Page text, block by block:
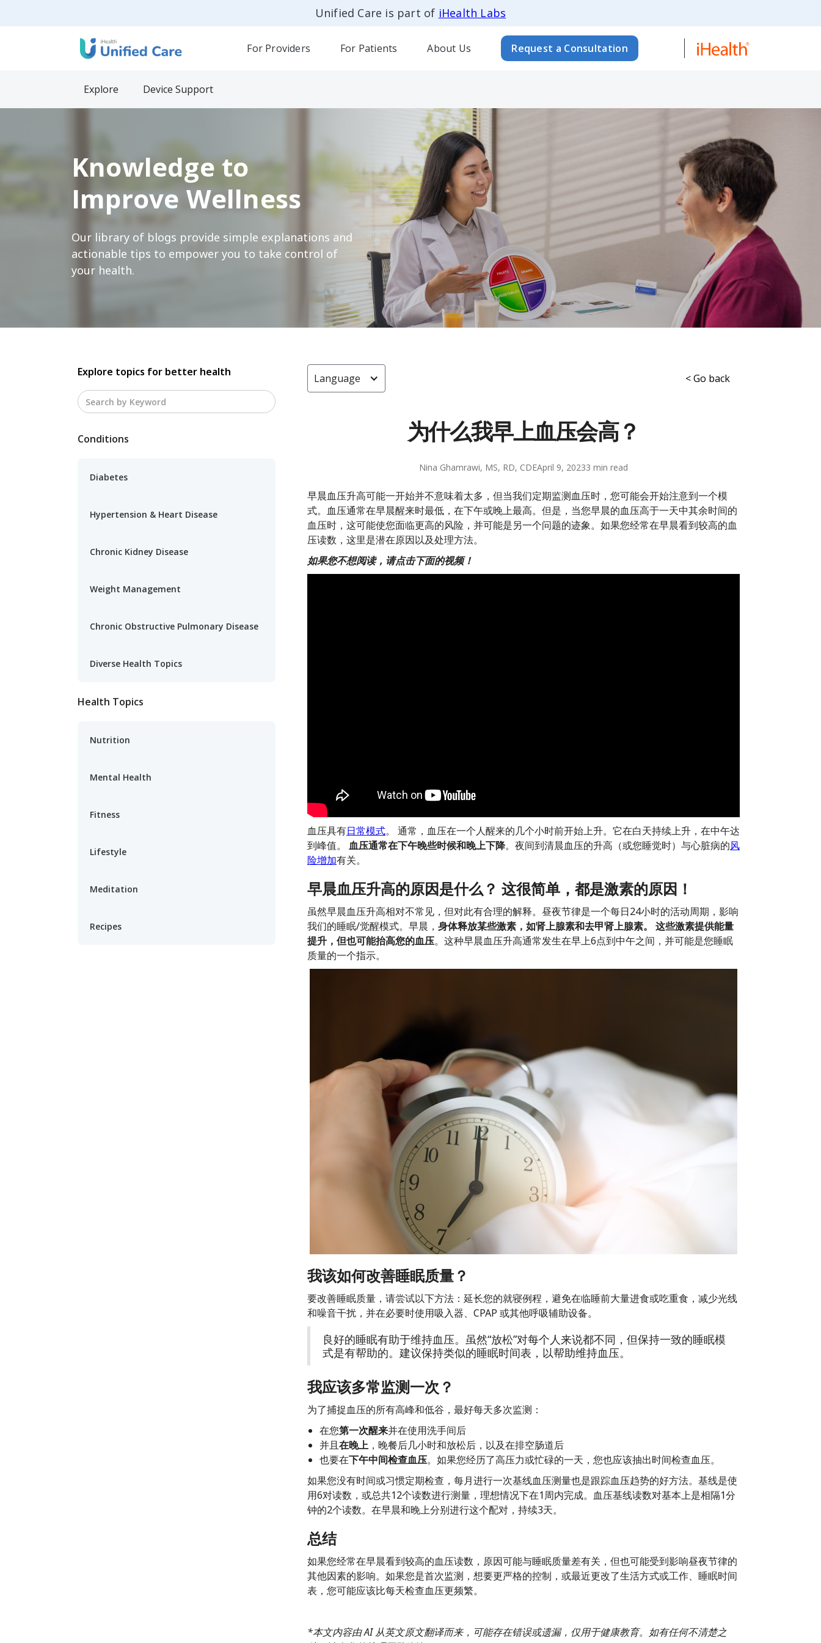
Unified Care is part of iHealth Labs
For Providers For Patients About Us Request a Consultation
Explore Device Support
Knowledge to
Improve Wellness
Our library of blogs provide simple explanations and
actionable tips to empower you to take control of
your health.
Explore topics for better health
Conditions
Diabetes
Hypertension & Heart Disease
Chronic Kidney Disease
Weight Management
Chronic Obstructive Pulmonary Disease
Diverse Health Topics
Health Topics
Nutrition
Mental Health
Fitness
Lifestyle
Meditation
Recipes
Language < Go back
为什么我早上血压会高？
Nina Ghamrawi, MS, RD, CDEApril 9, 20233
早晨血压升高可能一开始并不意味着太多，但当我们定期监测血压时，您可能会开始注意到一个模
式。血压通常在早晨醒来时最低，在下午或晚上最高。但是，当您早晨的血压高于一天中其余时间的
血压时，这可能使您面临更高的风险，并可能是另一个问题的迹象。如果您经常在早晨看到较高的血
压读数，这里是潜在原因以及处理方法。
如果您不想阅读，请点击下面的视频！
血压具有日常模式。 通常，血压在一个人醒来的几个小时前开始上升。它在白天持续上升，在中午达
到峰值。 血压通常在下午晚些时候和晚上下降。夜间到清晨血压的升高（或您睡觉时）与心脏病的风
险增加有关。
早晨血压升高的原因是什么？ 这很简单，都是激素的原因！
虽然早晨血压升高相对不常见，但对此有合理的解释。昼夜节律是一个每日24小时的活动周期，影响
我们的睡眠/觉醒模式。早晨， 身体释放某些激素，如肾上腺素和去甲肾上腺素。
这些激素提供能量
提升，但也可能抬高您的血压。这种早晨血压升高通常发生在早上6点到中午之间，并可能是您睡眠
质量的一个指示。
我该如何改善睡眠质量？
要改善睡眠质量，请尝试以下方法：延长您的就寝例程，避免在临睡前大量进食或吃重食，减少光线
和噪音干扰，并在必要时使用吸入器、CPAP 或其他呼吸辅助设备。
良好的睡眠有助于维持血压。虽然“放松”对每个人来说都不同，但保持一致的睡眠模
式是有帮助的。建议保持类似的睡眠时间表，以帮助维持血压。
我应该多常监测一次？
为了捕捉血压的所有高峰和低谷，最好每天多次监测：
在您第一次醒来并在使用洗手间后
并且在晚上，晚餐后几小时和放松后，以及在排空肠道后
也要在下午中间检查血压。如果您经历了高压力或忙碌的一天，您也应该抽出时间检查血压。
如果您没有时间或习惯定期检查，每月进行一次基线血压测量也是跟踪血压趋势的好方法。基线是使
用6对读数，或总共12个读数进行测量，理想情况下在1周内完成。血压基线读数对基本上是相隔1分
钟的2个读数。在早晨和晚上分别进行这个配对，持续3天。
总结
如果您经常在早晨看到较高的血压读数，原因可能与睡眠质量差有关，但也可能受到影响昼夜节律的
其他因素的影响。如果您是首次监测，想要更严格的控制，或最近更改了生活方式或工作、睡眠时间
表，您可能应该比每天检查血压更频繁。
*本文内容由 AI 从英文原文翻译而来，可能存在错误或遗漏，仅用于健康教育。如有任何不清楚之